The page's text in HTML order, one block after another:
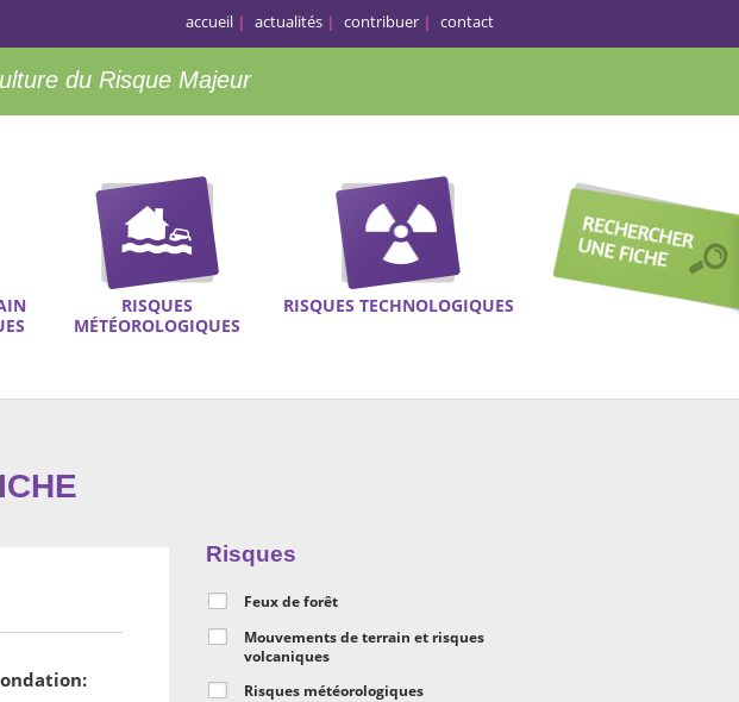
accueil actualités contribuer contact
du Risque Majeur
RISQUES
MÉTÉOROLOGIQUES
RISQUES TECHNOLOGIQUES
Risques
Feux de forêt
Mouvements de terrain et risques
volcaniques
Risques météorologiques